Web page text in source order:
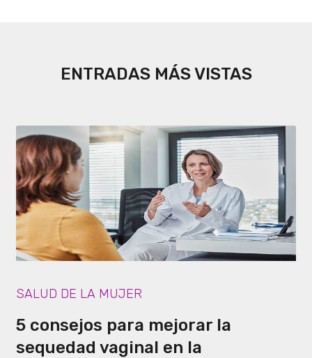
ENTRADAS MÁS VISTAS
SALUD DE LA MUJER
5 consejos para mejorar la
sequedad vaginal en la